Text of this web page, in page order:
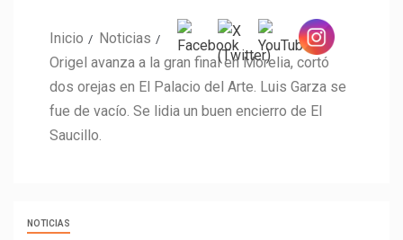
Inicio
Noticias
Origel avanza a la gran final en Morelia, cortó
dos orejas en El Palacio del Arte. Luis Garza se
fue de vacío. Se lidia un buen encierro de El
Saucillo.
NOTICIAS